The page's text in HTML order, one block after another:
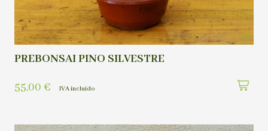
PREBONSAI PINO SILVESTRE
55,00 € IVA incluído